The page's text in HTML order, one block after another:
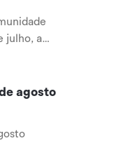
julho, a
Martins iniciou
e brilhante
de 3 a 8 de agosto